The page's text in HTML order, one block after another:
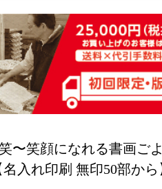
〜笑顔になれる書画ご
入れ印刷 無印50部から